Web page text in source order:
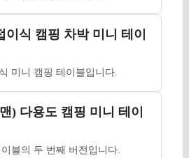
이식 캠핑 차박 미니 테이
미니 캠핑 테이블입니다.
) 다용도 캠핑 미니 테이
블의 두 번째 버전입니다.